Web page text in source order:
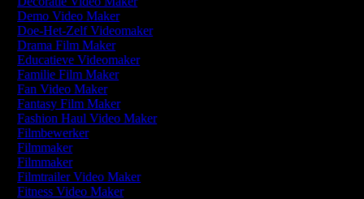
Demo Video Maker
Doe-Het-Zelf Videomaker
Drama Film Maker
Educatieve Videomaker
Familie Film Maker
Fan Video Maker
Fantasy Film Maker
Fashion Haul Video Maker
Filmbewerker
Filmmaker
Filmmaker
Filmtrailer Video Maker
Fitness Video Maker